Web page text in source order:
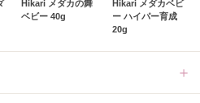
Hikari メダカの舞
ベビー 40g
Hikari メダカベビ
ー ハイパー育成
20g